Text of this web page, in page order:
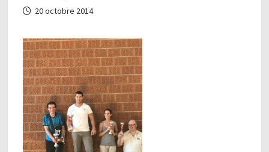
20 octobre 2014